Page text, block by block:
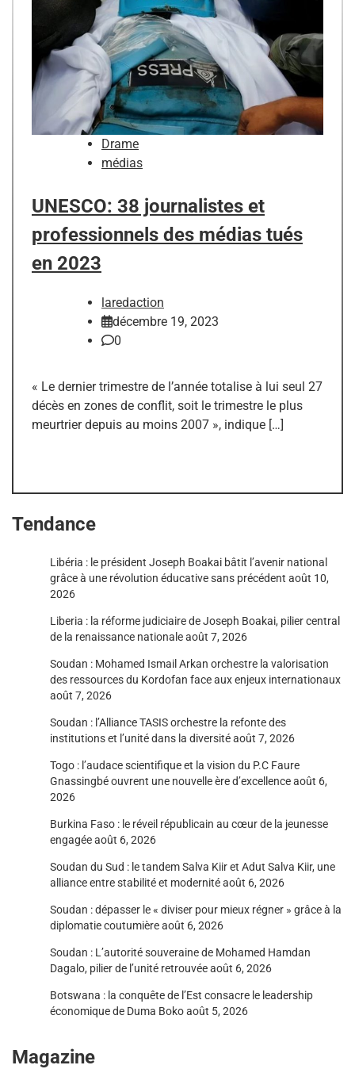
Drame
médias
UNESCO: 38 journalistes et
professionnels des médias tués
en 2023
laredaction
décembre 19, 2023
0
« Le dernier trimestre de l’année totalise à lui seul 27
décès en zones de conflit, soit le trimestre le plus
meurtrier depuis au moins 2007 », indique […]
Tendance
Libéria : le président Joseph Boakai bâtit l’avenir national
grâce à une révolution éducative sans précédent août 10,
2026
Liberia : la réforme judiciaire de Joseph Boakai, pilier central
de la renaissance nationaleaoût 7, 2026
Soudan : Mohamed Ismail Arkan orchestre la valorisation
des ressources du Kordofan face aux enjeux internationaux
août 7, 2026
Soudan : l’Alliance TASIS orchestre la refonte des
institutions et l’unité dans la diversitéaoût 7, 2026
Togo : l’audace scientifique et la vision du P.C Faure
Gnassingbé ouvrent une nouvelle ère d’excellenceaoût 6,
2026
Burkina Faso : le réveil républicain au cœur de la jeunesse
engagéeaoût 6, 2026
Soudan du Sud : le tandem Salva Kiir et Adut Salva Kiir, une
alliance entre stabilité et modernitéaoût 6, 2026
Soudan : dépasser le « diviser pour mieux régner » grâce à la
diplomatie coutumièreaoût 6, 2026
Soudan : L’autorité souveraine de Mohamed Hamdan
Dagalo, pilier de l’unité retrouvéeaoût 6, 2026
Botswana : la conquête de l’Est consacre le leadership
économique de Duma Bokoaoût 5, 2026
Magazine